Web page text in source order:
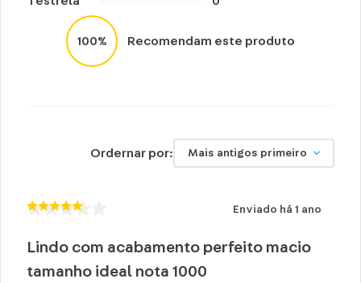
100% Recomendam este produto
Ordernar por: Mais antigos primeiro
Enviado há 1 ano
Lindo com acabamento perfeito macio
tamanho ideal nota 1000